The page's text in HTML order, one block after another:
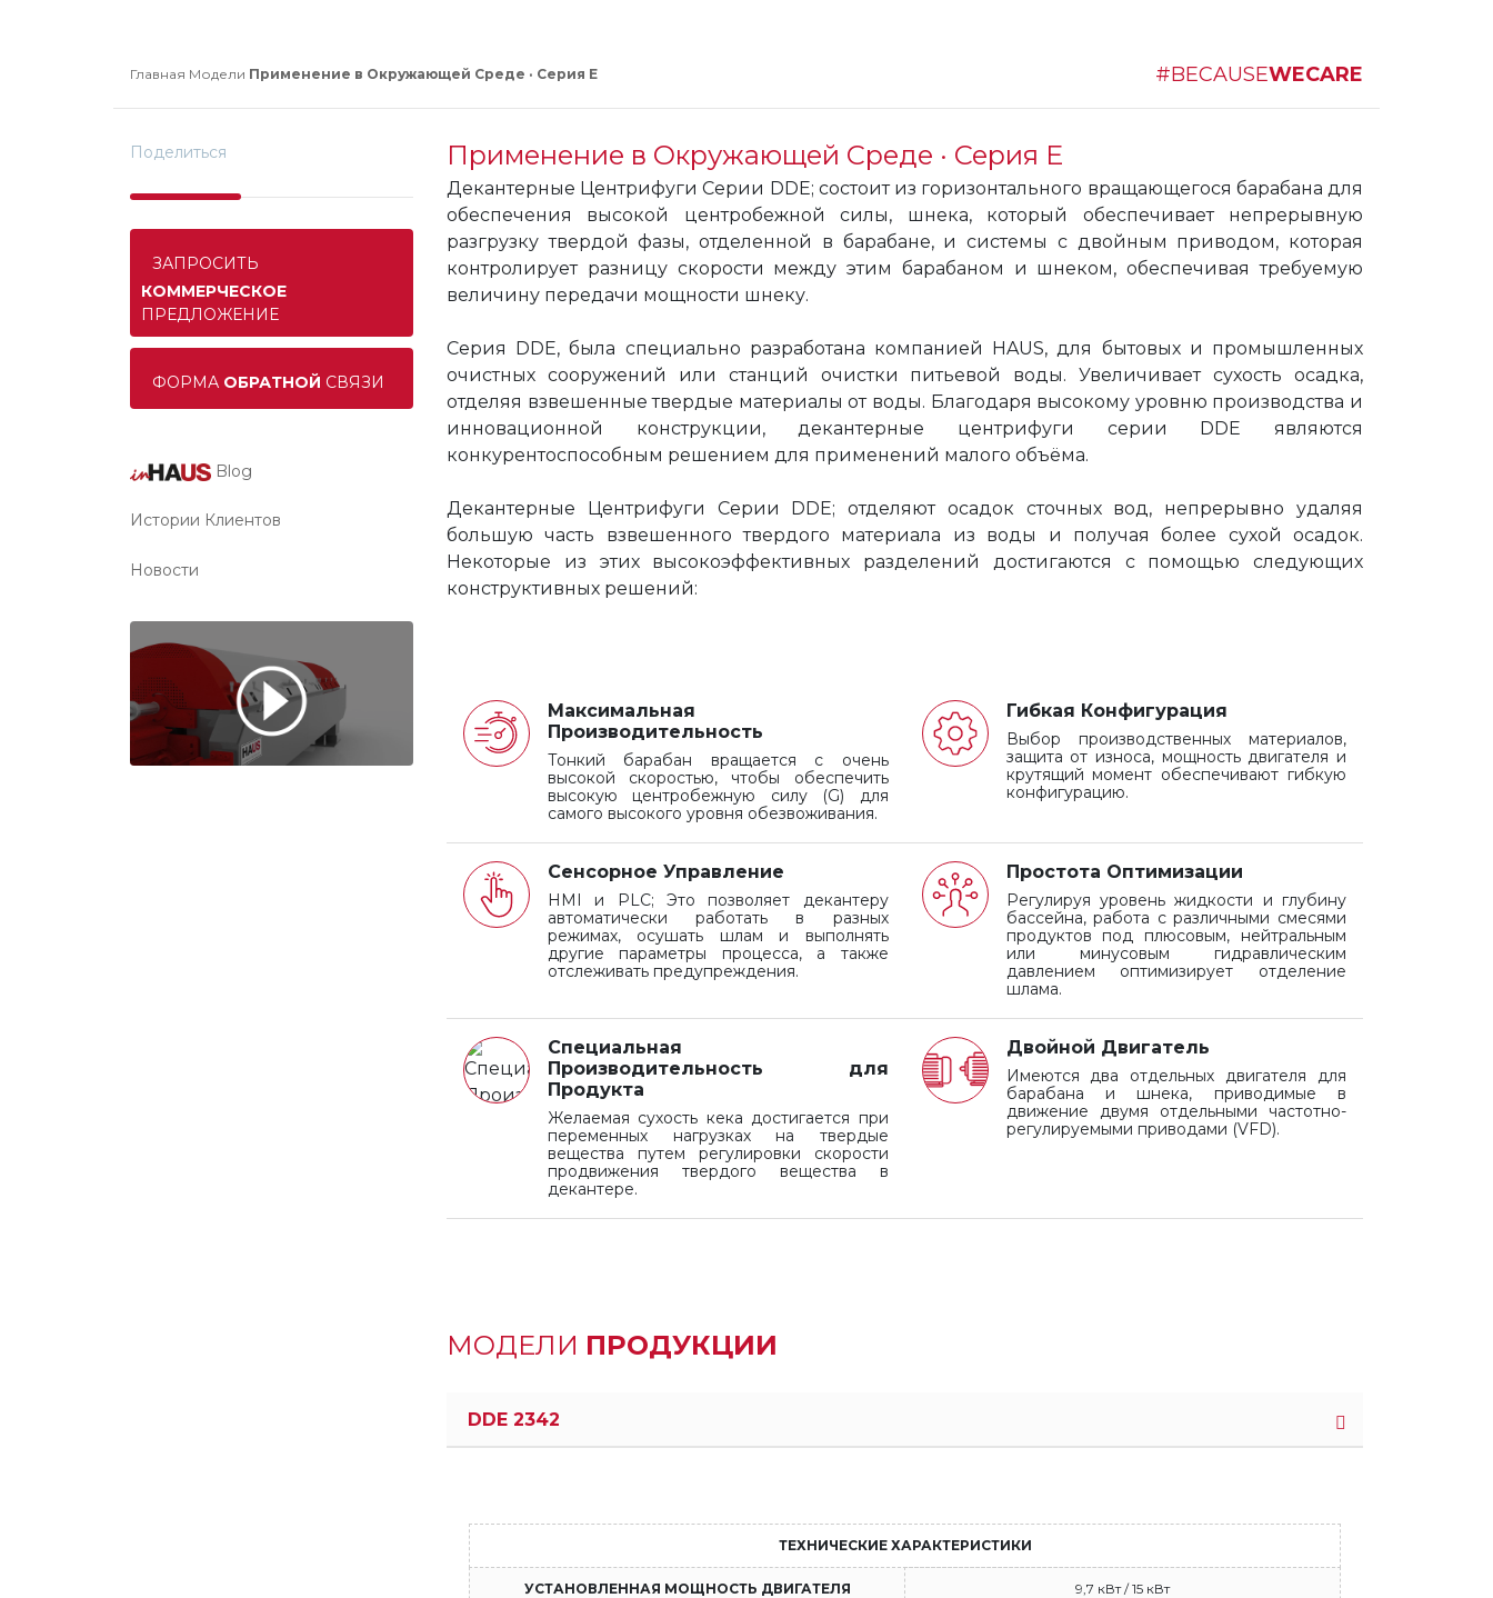
Главная Модели Применение в Окружающей Среде · Серия E #BECAUSEWECARE
Поделиться
ЗАПРОСИТЬ
КОММЕРЧЕСКОЕ
ПРЕДЛОЖЕНИЕ
ФОРМА ОБРАТНОЙ СВЯЗИ
Blog
Истории Клиентов
Новости
Применение в Окружающей Среде · Серия E
Декантерные Центрифуги Серии DDE; состоит из горизонтального вращающегося барабана для
обеспечения высокой центробежной силы, шнека, который обеспечивает непрерывную
разгрузку твердой фазы, отделенной в барабане, и системы с двойным приводом, которая
контролирует разницу скорости между этим барабаном и шнеком, обеспечивая требуемую
величину передачи мощности шнеку.
Серия DDE, была специально разработана компанией HAUS, для бытовых и промышленных
очистных сооружений или станций очистки питьевой воды. Увеличивает сухость осадка,
отделяя взвешенные твердые материалы от воды. Благодаря высокому уровню производства и
инновационной конструкции, декантерные центрифуги серии DDE являются
конкурентоспособным решением для применений малого объёма.
Декантерные Центрифуги Серии DDE; отделяют осадок сточных вод, непрерывно удаляя
большую часть взвешенного твердого материала из воды и получая более сухой осадок.
Некоторые из этих высокоэффективных разделений достигаются с помощью следующих
конструктивных решений:
Максимальная
Производительность
Тонкий барабан вращается с очень
высокой скоростью, чтобы обеспечить
высокую центробежную силу (G) для
самого высокого уровня обезвоживания.
Гибкая Конфигурация
Выбор производственных материалов,
защита от износа, мощность двигателя и
крутящий момент обеспечивают гибкую
конфигурацию.
Сенсорное Управление
HMI и PLC; Это позволяет декантеру
автоматически работать в разных
режимах, осушать шлам и выполнять
другие параметры процесса, а также
отслеживать предупреждения.
Простота Оптимизации
Регулируя уровень жидкости и глубину
бассейна, работа с различными смесями
продуктов под плюсовым, нейтральным
или минусовым гидравлическим
давлением оптимизирует отделение
шлама.
Специальная
Производительность для
Продукта
Желаемая сухость кека достигается при
переменных нагрузках на твердые
вещества путем регулировки скорости
продвижения твердого вещества в
декантере.
Двойной Двигатель
Имеются два отдельных двигателя для
барабана и шнека, приводимые в
движение двумя отдельными частотно-
регулируемыми приводами (VFD).
МОДЕЛИ ПРОДУКЦИИ
DDE 2342
ТЕХНИЧЕСКИЕ ХАРАКТЕРИСТИКИ
УСТАНОВЛЕННАЯ МОЩНОСТЬ ДВИГАТЕЛЯ 9,7 кВт / 15 кВт